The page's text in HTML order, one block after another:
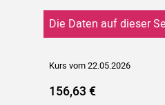
Die Daten auf dieser
Kurs vom 22.05.2026
156,63 €